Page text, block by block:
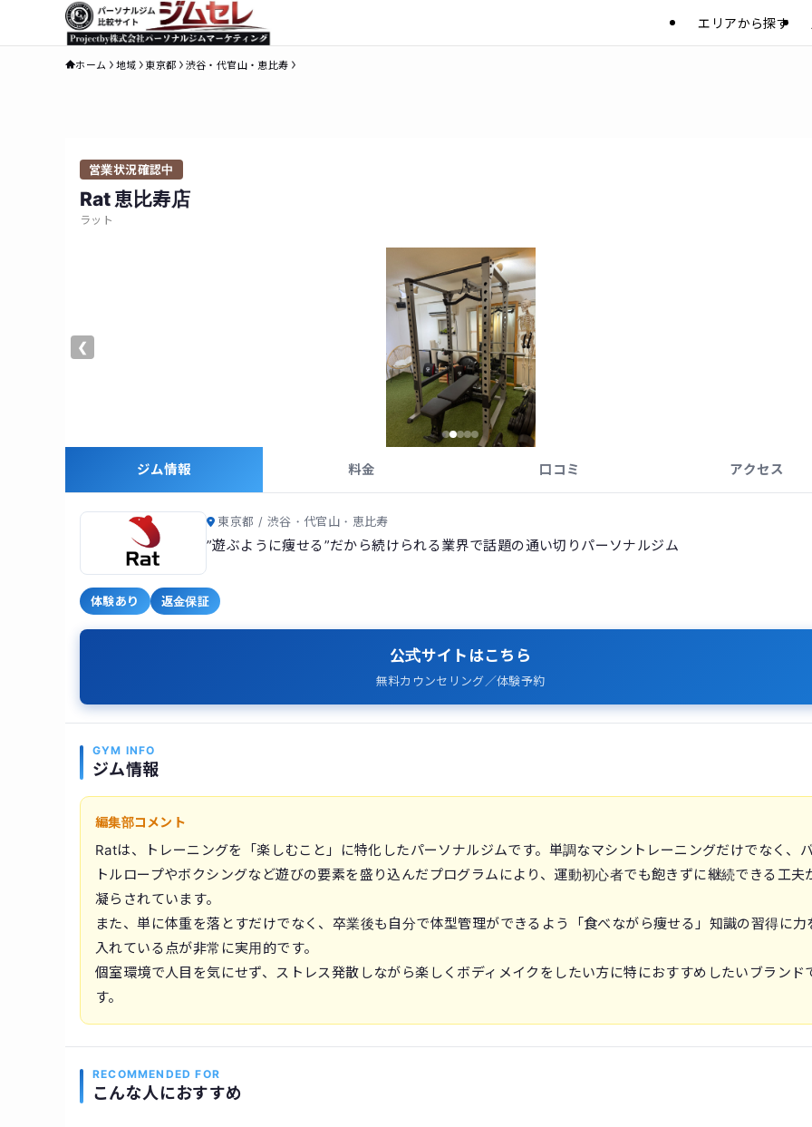
エリアから探す
ホーム 地域 東京都 渋谷・代官山・恵比寿
営業状況確認中
Rat 恵比寿店
ラット
❮
ジム情報 料金 口コミ アクセス
東京都 / 渋谷・代官山・恵比寿
”遊ぶように痩せる”だから続けられる業界で話題の通い切りパーソナルジム
体験あり 返金保証
公式サイトはこちら
無料カウンセリング／体験予約
GYM INFO
ジム情報
編集部コメント
Ratは、トレーニングを「楽しむこと」に特化したパーソナルジムです。単調なマシントレーニングだけでなく、
トルロープやボクシングなど遊びの要素を盛り込んだプログラムにより、運動初心者でも飽きずに継続できる工夫
凝らされています。
また、単に体重を落とすだけでなく、卒業後も自分で体型管理ができるよう「食べながら痩せる」知識の習得に力
入れている点が非常に実用的です。
個室環境で人目を気にせず、ストレス発散しながら楽しくボディメイクをしたい方に特におすすめしたいブランド
す。
RECOMMENDED FOR
こんな人におすすめ